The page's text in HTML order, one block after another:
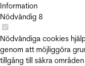
Information
Nödvändig 8
Nödvändiga cookies
genom att möjliggöra
tillgång till säkra